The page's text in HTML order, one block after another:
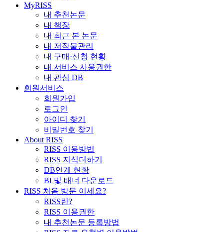
MyRISS
내 추천논문
내 책장
내 최근 본 논문
내 저작물관리
내 구매·신청 현황
내 서비스 사용권한
내 관심 DB
회원서비스
회원가입
로그인
아이디 찾기
비밀번호 찾기
About RISS
RISS 이용방법
RISS 지식더하기
DB연계 현황
BI 및 배너 다운로드
RISS 처음 방문 이세요?
RISS란?
RISS 이용권한
내 추천논문 등록방법